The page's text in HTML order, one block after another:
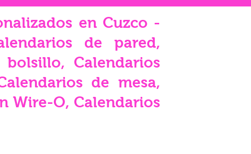
en Cuzco -
de pared,
Calendarios
de mesa,
Wire-O, Calendarios